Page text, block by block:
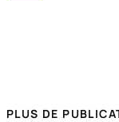
PLUS DE